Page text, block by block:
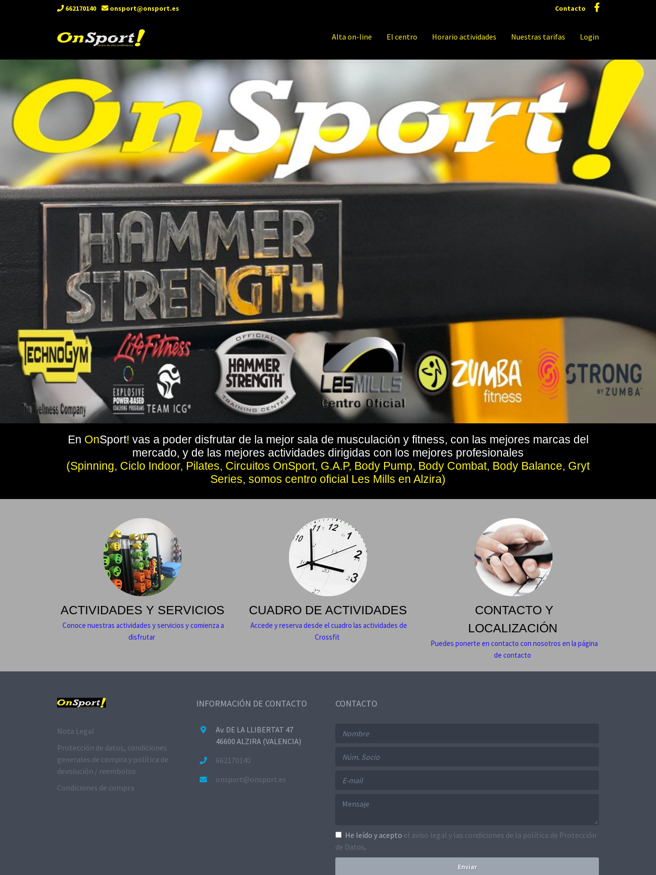
662170140 onsport@onsport.es Contacto
Alta on-line El centro Horario actividades Nuestras tarifas Login
En OnSport! vas a poder disfrutar de la mejor sala de musculación y fitness, con las mejores marcas del
mercado, y de las mejores actividades dirigidas con los mejores profesionales
(Spinning, Ciclo Indoor, Pilates, Circuitos OnSport, G.A.P, Body Pump, Body Combat, Body Balance, Gryt
Series, somos centro oficial Les Mills en Alzira)
ACTIVIDADES Y SERVICIOS
Conoce nuestras actividades y servicios y comienza a
disfrutar
CUADRO DE ACTIVIDADES
Accede y reserva desde el cuadro las actividades de
Crossfit
CONTACTO Y
LOCALIZACIÓN
Puedes ponerte en contacto con nosotros en la página
de contacto
Nota Legal
Protección de datos, condiciones
generales de compra y política de
devolución / reembolso
Condiciones de compra
INFORMACIÓN DE CONTACTO
Av. DE LA LLIBERTAT 47
46600 ALZIRA (VALENCIA)
662170140
onsport@onsport.es
CONTACTO
He leído y acepto el aviso legal y las condiciones de la política de Protección
de Datos.